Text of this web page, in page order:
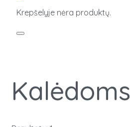
Krepšelyje nėra produktų.
Kalėdoms